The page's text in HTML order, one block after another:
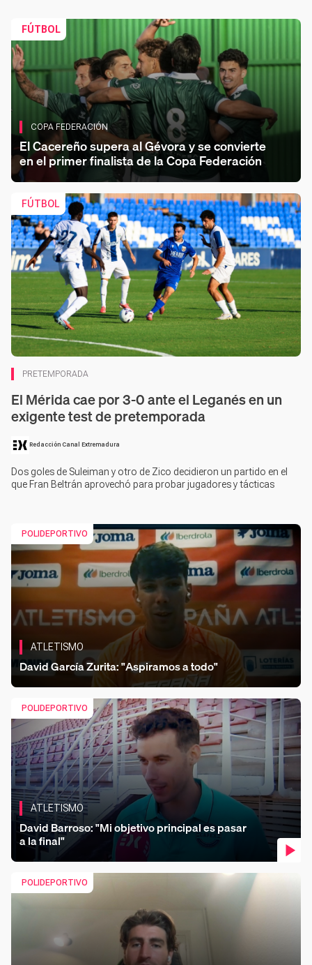
FÚTBOL
COPA FEDERACIÓN
El Cacereño supera al Gévora y se convierte
en el primer finalista de la Copa Federación
FÚTBOL
PRETEMPORADA
El Mérida cae por 3-0 ante el Leganés en un
exigente test de pretemporada
Redacción Canal Extremadura
Dos goles de Suleiman y otro de Zico decidieron un partido en el
que Fran Beltrán aprovechó para probar jugadores y tácticas
POLIDEPORTIVO
ATLETISMO
David García Zurita: "Aspiramos a todo"
POLIDEPORTIVO
ATLETISMO
David Barroso: "Mi objetivo principal es pasar
a la final"
POLIDEPORTIVO